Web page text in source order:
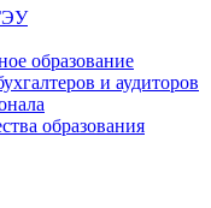
образование
и аудиторов
образования